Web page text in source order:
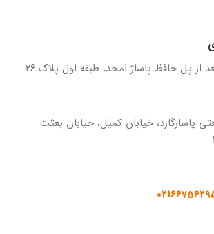
از پل حافظ پاساژ امجد، طبقه اول پلاک ۲۶
پاسارگارد، خیابان کمیل، خیابان بعثت